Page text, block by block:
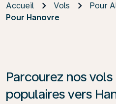
Accueil Vols
Pour
Pour Hanovre
Parcourez nos
populaires vers